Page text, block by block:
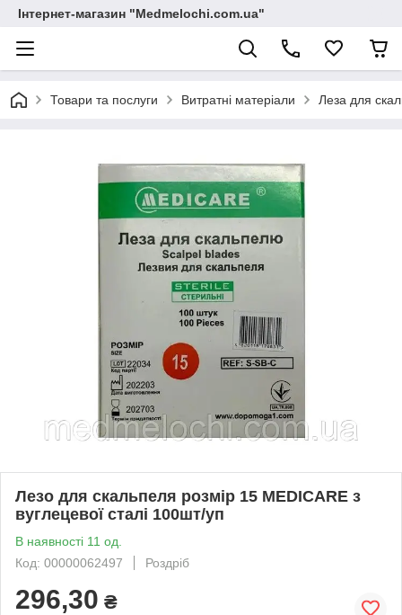
Інтернет-магазин "Medmelochi.com.ua"
Товари та послуги Витратні матеріали Леза для
Лезо для скальпеля розмір 15 MEDICARE з
вуглецевої сталі 100шт/уп
В наявності 11 од.
Код: 00000062497
Роздріб
296,30 ₴